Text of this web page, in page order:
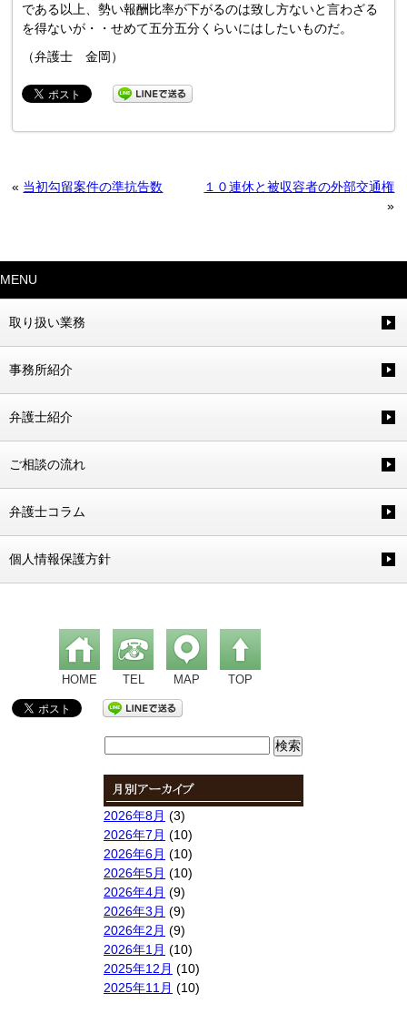
である以上、勢い報酬比率が下がるのは致し方ないと言わざる
を得ないが・・せめて五分五分くらいにはしたいものだ。
（弁護士 金岡）
« 当初勾留案件の準抗告数
１０連休と被収容者の外部交通権
»
MENU
取り扱い業務
事務所紹介
弁護士紹介
ご相談の流れ
弁護士コラム
個人情報保護方針
HOME TEL MAP TOP
2026年8月 (3)
2026年7月 (10)
2026年6月 (10)
2026年5月 (10)
2026年4月 (9)
2026年3月 (9)
2026年2月 (9)
2026年1月 (10)
2025年12月 (10)
2025年11月 (10)